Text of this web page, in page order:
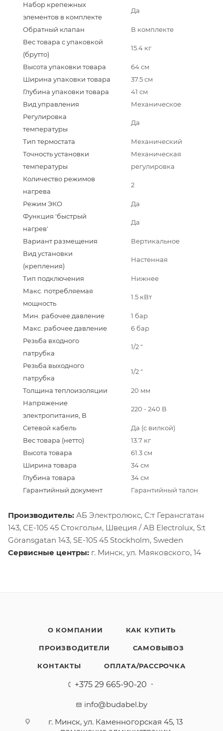
Набор крепежных
элементов в комплекте
Да
Обратный клапан
В комплекте
Вес товара с упаковкой
(брутто)
15.4 кг
Высота упаковки товара
64 см
Ширина упаковки товара
37.5 см
Глубина упаковки товара
41 см
Вид управления
Механическое
Регулировка
температуры
Да
Тип термостата
Механический
Точность установки
температуры
Механическая
регулировка
Количество режимов
нагрева
2
Режим ЭКО
Да
Функция 'быстрый
нагрев'
Да
Вариант размещения
Вертикальное
Вид установки
(крепления)
Настенная
Тип подключения
Нижнее
Макс. потребляемая
мощность
1.5 кВт
Мин. рабочее давление
1 бар
Макс. рабочее давление
6 бар
Резьба входного
патрубка
1/2 "
Резьба выходного
патрубка
1/2 "
Толщина теплоизоляции
20 мм
Напряжение
электропитания, В
220 - 240 В
Сетевой кабель
Да (с вилкой)
Вес товара (нетто)
13.7 кг
Высота товара
61.3 см
Ширина товара
34 см
Глубина товара
34 см
Гарантийный документ
Гарантийный талон
Производитель: АБ Электролюкс, С:т Герансгатан
143, СЕ-105 45 Стокгольм, Швеция / AB Electrolux, S:t
Göransgatan 143, SE-105 45 Stockholm, Sweden
Сервисные центры: г. Минск, ул. Маяковского, 14
О КОМПАНИИ КАК КУПИТЬ
ПРОИЗВОДИТЕЛИ САМОВЫВОЗ
КОНТАКТЫ ОПЛАТА/РАССРОЧКА
+375 29 665-90-20
info@budabel.by
г. Минск, ул. Каменногорская 45, 13